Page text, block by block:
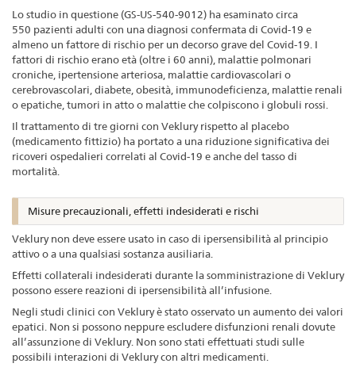
Lo studio in questione (GS-US-540-9012) ha esaminato circa
550 pazienti adulti con una diagnosi confermata di Covid-19 e
almeno un fattore di rischio per un decorso grave del Covid-19. I
fattori di rischio erano età (oltre i 60 anni), malattie polmonari
croniche, ipertensione arteriosa, malattie cardiovascolari o
cerebrovascolari, diabete, obesità, immunodeficienza, malattie renali
o epatiche, tumori in atto o malattie che colpiscono i globuli rossi.
Il trattamento di tre giorni con Veklury rispetto al placebo
(medicamento fittizio) ha portato a una riduzione significativa dei
ricoveri ospedalieri correlati al Covid-19 e anche del tasso di
mortalità.
Misure precauzionali, effetti indesiderati e rischi
Veklury non deve essere usato in caso di ipersensibilità al principio
attivo o a una qualsiasi sostanza ausiliaria.
Effetti collaterali indesiderati durante la somministrazione di Veklury
possono essere reazioni di ipersensibilità all’infusione.
Negli studi clinici con Veklury è stato osservato un aumento dei valori
epatici. Non si possono neppure escludere disfunzioni renali dovute
all’assunzione di Veklury. Non sono stati effettuati studi sulle
possibili interazioni di Veklury con altri medicamenti.